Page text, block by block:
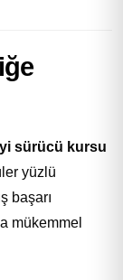
sürücü kursu
yüzlü
başarı
mükemmel